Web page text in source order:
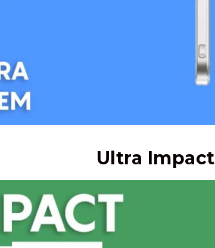
Ultra Impact